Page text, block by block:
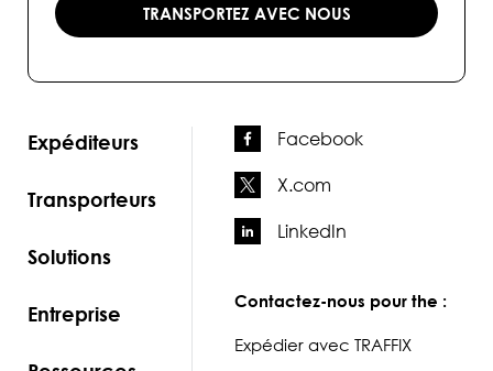
TRANSPORTEZ AVEC NOUS
Expéditeurs
Transporteurs
Solutions
Entreprise
Facebook
X.com
LinkedIn
Contactez-nous pour the :
Expédier avec TRAFFIX